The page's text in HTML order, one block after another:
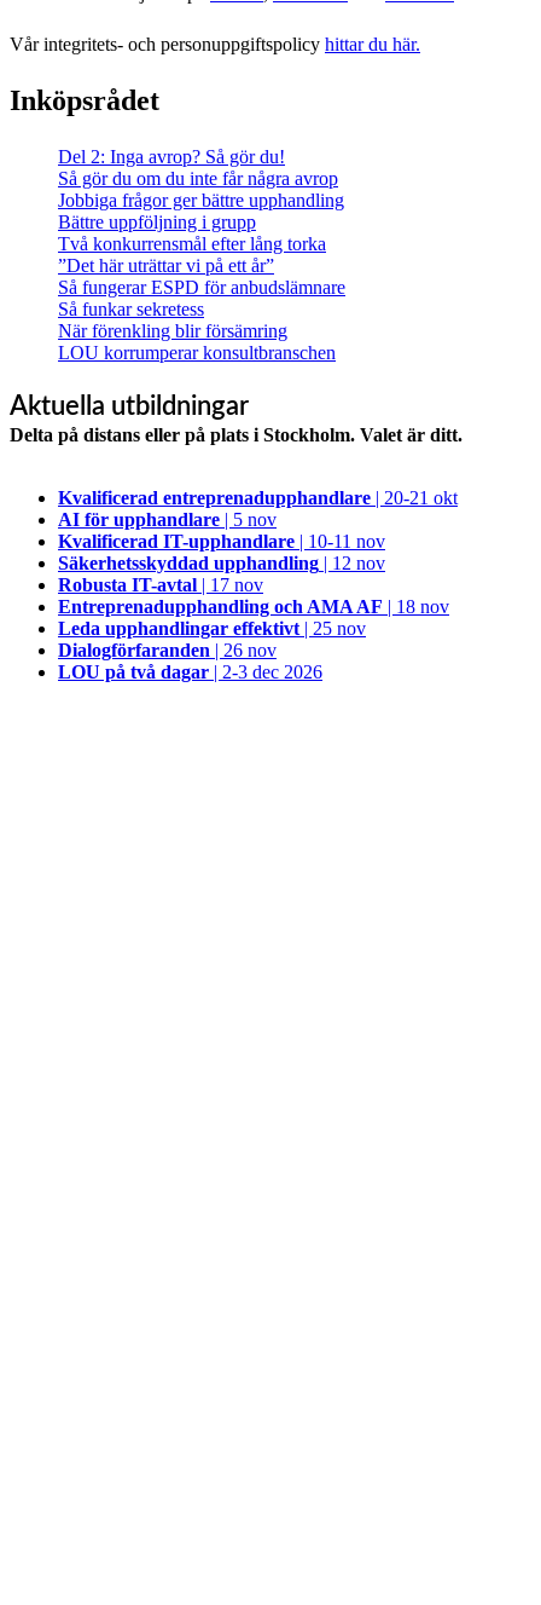
Vår integritets- och personuppgiftspolicy hittar du här.
Inköpsrådet
Del 2: Inga avrop? Så gör du!
Så gör du om du inte får några avrop
Jobbiga frågor ger bättre upphandling
Bättre uppföljning i grupp
Två konkurrensmål efter lång torka
”Det här uträttar vi på ett år”
Så fungerar ESPD för anbudslämnare
Så funkar sekretess
När förenkling blir försämring
LOU korrumperar konsultbranschen
Aktuella utbildningar
Delta på distans eller på plats i Stockholm. Valet är ditt.
Kvalificerad entreprenad­upphandlare
| 20-21 okt
AI för upphandlare | 5 nov
Kvalificerad IT-upphandlare | 10-11 nov
Säkerhetsskyddad upphandling | 12 nov
Robusta IT-avtal | 17 nov
Entreprenadupphandling och AMA AF | 18 nov
Leda upphandlingar effektivt| 25 nov
Dialogförfaranden | 26 nov
LOU på två dagar | 2-3 dec 2026